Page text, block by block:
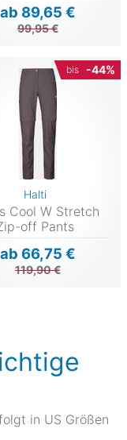
ab 89,65 €
99,95 €
bis -44%
Halti
Cool W Stretch
off Pants
ab 66,75 €
119,90 €
in US Größen